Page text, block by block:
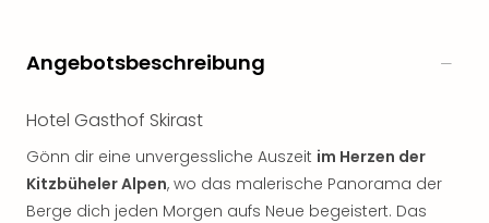
Angebotsbeschreibung
Hotel Gasthof Skirast
Gönn dir eine unvergessliche Auszeit im Herzen der
Kitzbüheler Alpen, wo das malerische Panorama der
Berge dich jeden Morgen aufs Neue begeistert. Das